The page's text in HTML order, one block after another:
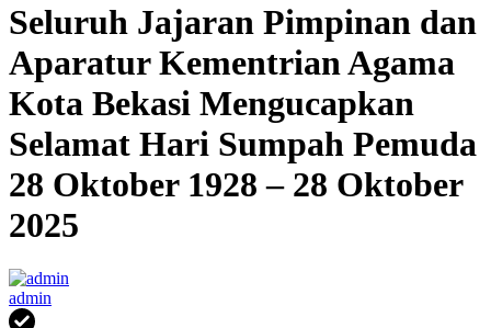
Seluruh Jajaran Pimpinan dan
Aparatur Kementrian Agama
Kota Bekasi Mengucapkan
Selamat Hari Sumpah Pemuda
28 Oktober 1928 – 28 Oktober
2025
admin